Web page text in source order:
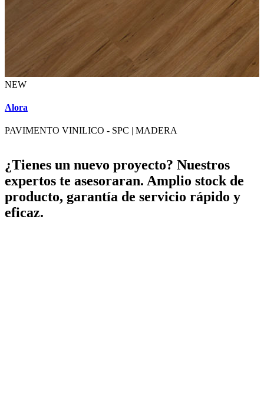
NEW
Alora
PAVIMENTO VINILICO - SPC | MADERA
¿Tienes un nuevo proyecto? Nuestros
expertos te asesoraran. Amplio stock de
producto, garantía de servicio rápido y
eficaz.